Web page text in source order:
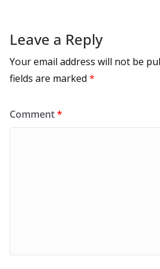
Leave a Reply
Your email address will not be
fields are marked *
Comment*